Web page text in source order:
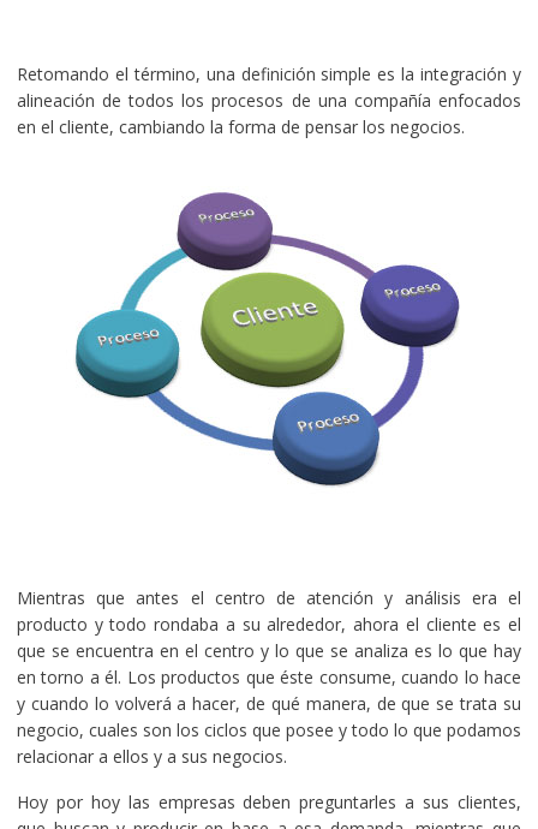
Retomando el término, una definición simple es la integración y
alineación de todos los procesos de una compañía enfocados
en el cliente, cambiando la forma de pensar los negocios.
Mientras que antes el centro de atención y análisis era el
producto y todo rondaba a su alrededor, ahora el cliente es el
que se encuentra en el centro y lo que se analiza es lo que hay
en torno a él. Los productos que éste consume, cuando lo hace
y cuando lo volverá a hacer, de qué manera, de que se trata su
negocio, cuales son los ciclos que posee y todo lo que podamos
relacionar a ellos y a sus negocios.
Hoy por hoy las empresas deben preguntarles a sus clientes,